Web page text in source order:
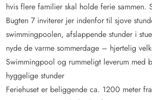
hvis flere familier skal holde ferie sammen.
Bugten 7 inviterer jer indenfor til sjove
swimmingpoolen, afslappende stunder i
nyde de varme sommerdage – hjertelig
Swimmingpool og rummeligt leverum med
hyggelige stunder
Feriehuset er beliggende ca. 1200 meter